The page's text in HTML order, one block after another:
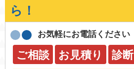
ら！
お気軽にお電話ください
ご相談 お見積り 診断